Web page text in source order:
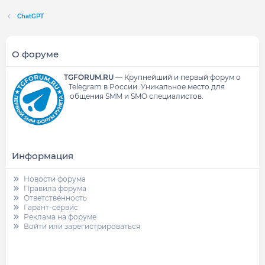
ChatGPT
О форуме
TGFORUM.RU— Крупнейший и первый форум о
Telegram в России. Уникальное место для
общения SMM и SMO специалистов.
Информация
Новости форума
Правила форума
Ответственность
Гарант-сервис
Реклама на форуме
Войти или зарегистрироваться